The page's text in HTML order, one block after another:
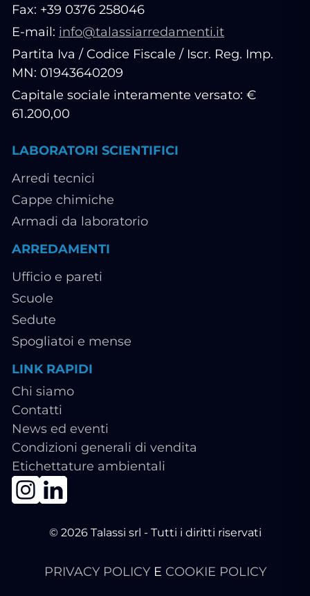
Fax: +39 0376 258046
E-mail: info@talassiarredamenti.it
Partita Iva / Codice Fiscale / Iscr. Reg. Imp.
MN: 01943640209
Capitale sociale interamente versato: €
61.200,00
LABORATORI SCIENTIFICI
Arredi tecnici
Cappe chimiche
Armadi da laboratorio
ARREDAMENTI
Ufficio e pareti
Scuole
Sedute
Spogliatoi e mense
LINK RAPIDI
Chi siamo
Contatti
News ed eventi
Condizioni generali di vendita
Etichettature ambientali
© 2026 Talassi srl - Tutti i diritti riservati
PRIVACY POLICYE COOKIE POLICY